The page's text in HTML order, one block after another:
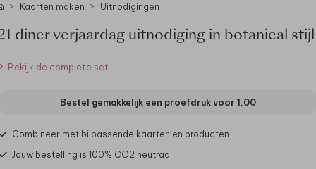
Kaarten maken Uitnodigingen
diner verjaardag uitnodiging in botanical stijl
Bekijk de complete set
Bestel gemakkelijk een proefdruk voor 1,00
Combineer met bijpassende kaarten en producten
Jouw bestelling is 100% CO2 neutraal